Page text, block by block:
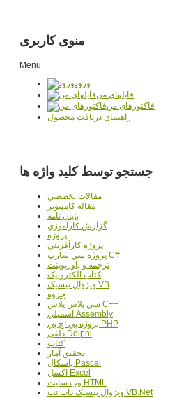
منوی کاربری
Menu
ورود
فایلهای من
فاکتورهای من
راهنمای دریافت محصول
جستجو توسط کلید واژه ها
مقالات تخصصي
مقاله کامپیوتر
پایان نامه
گزارش کارآموزي
پروژه
پروژه کارآفريني
پروژه سي شارپ C#
ترجمه و پاورپوينت
کتاب الکترونيک
ويژوال بيسيک VB
جزوه
سي پلاس پلاس C++
اسمبلي Assembly
پروژه پي اچ پي PHP
دلفي Delphi
کتاب
تحقيق آمار
پاسکال Pascal
اکسل Excel
وب سايت HTML
ويژوال بيسيک دات نت VB.Net